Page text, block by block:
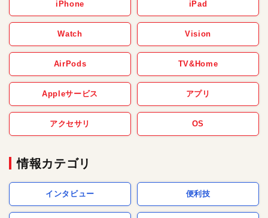
iPhone iPad
Watch Vision
AirPods TV&Home
Appleサービス アプリ
アクセサリ OS
情報カテゴリ
インタビュー 便利技